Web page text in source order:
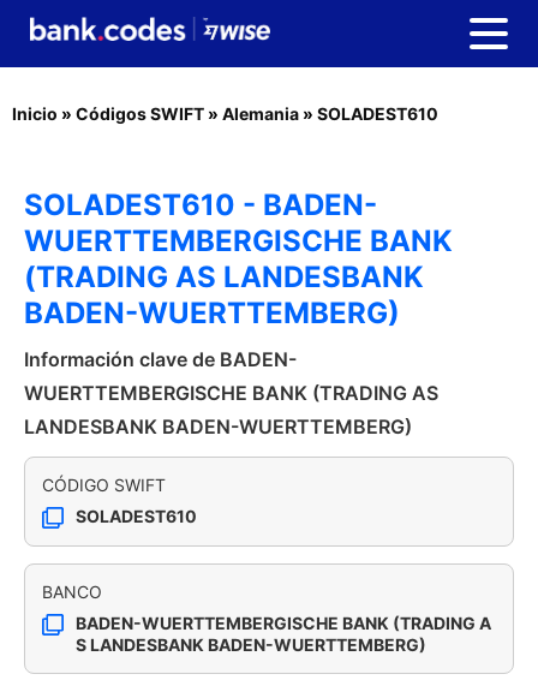
Inicio » Códigos SWIFT » Alemania » SOLADEST610
SOLADEST610 - BADEN-
WUERTTEMBERGISCHE BANK
(TRADING AS LANDESBANK
BADEN-WUERTTEMBERG)
Información clave de BADEN-
WUERTTEMBERGISCHE BANK (TRADING AS
LANDESBANK BADEN-WUERTTEMBERG)
CÓDIGO SWIFT
SOLADEST610
BANCO
BADEN-WUERTTEMBERGISCHE BANK (TRADING A
S LANDESBANK BADEN-WUERTTEMBERG)